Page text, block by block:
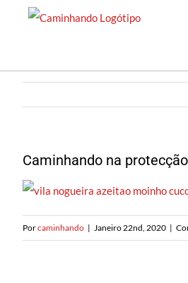
conteúdo
Caminhando na
Porcaminhando | Janeiro 22nd, 2020 |